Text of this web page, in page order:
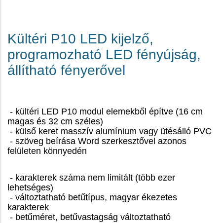
Kültéri P10 LED kijelző,
programozható LED fényújság,
állítható fényerővel
- kültéri LED P10 modul elemekből építve (16 cm
magas és 32 cm széles)
- külső keret masszív alumínium vagy ütésálló PVC
- szöveg beírása Word szerkesztővel azonos
felületen könnyedén
- karakterek száma nem limitált (több ezer
lehetséges)
- változtatható betűtípus, magyar ékezetes
karakterek
- betűméret, betűvastagság változtatható